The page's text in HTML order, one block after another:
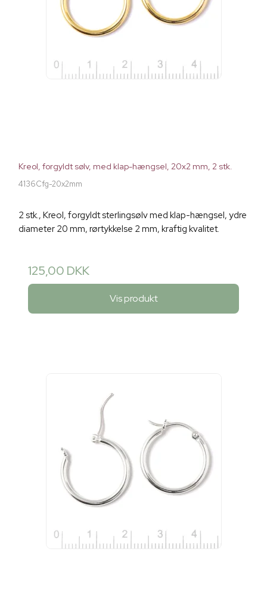
Kreol, forgyldt sølv, med klap-hængsel, 20x2 mm, 2 stk.
4136Cfg-20x2mm
2 stk., Kreol, forgyldt sterlingsølv med klap-hængsel, ydre
diameter 20 mm, rørtykkelse 2 mm, kraftig kvalitet.
125,00 DKK
Vis produkt